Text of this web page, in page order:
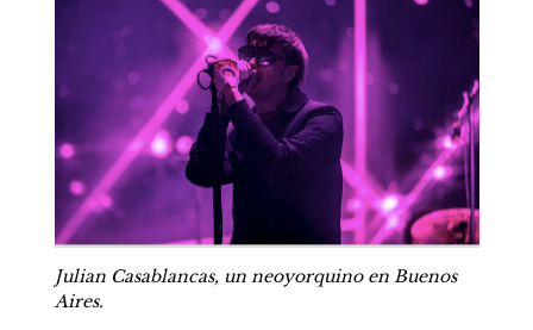
Julian Casablancas, un neoyorquino en Buenos
Aires.